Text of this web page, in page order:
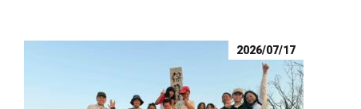
2026/07/17